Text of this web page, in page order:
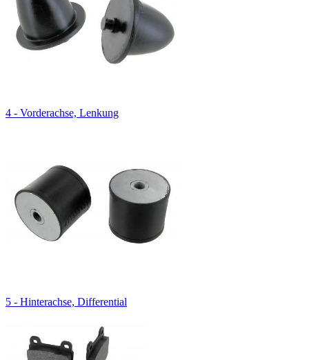
4 - Vorderachse, Lenkung
5 - Hinterachse, Differential